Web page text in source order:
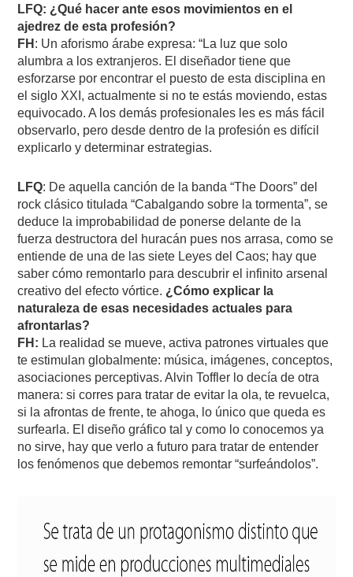
LFQ: ¿Qué hacer ante esos movimientos en el
ajedrez de esta profesión?
FH : Un aforismo árabe expresa: “La luz que solo
alumbra a los extranjeros. El diseñador tiene que
esforzarse por encontrar el puesto de esta disciplina en
el siglo XXI, actualmente si no te estás moviendo, estas
equivocado. A los demás profesionales les es más fácil
observarlo, pero desde dentro de la profesión es difícil
explicarlo y determinar estrategias.
LFQ: De aquella canción de la banda “The Doors” del
rock clásico titulada “Cabalgando sobre la tormenta”, se
deduce la improbabilidad de ponerse delante de la
fuerza destructora del huracán pues nos arrasa, como se
entiende de una de las siete Leyes del Caos; hay que
saber cómo remontarlo para descubrir el infinito arsenal
creativo del efecto vórtice. ¿Cómo explicar la
naturaleza de esas necesidades actuales para
afrontarlas?
FH: La realidad se mueve, activa patrones virtuales que
te estimulan globalmente: música, imágenes, conceptos,
asociaciones perceptivas. Alvin Toffler lo decía de otra
manera: si corres para tratar de evitar la ola, te revuelca,
si la afrontas de frente, te ahoga, lo único que queda es
surfearla. El diseño gráfico tal y como lo conocemos ya
no sirve, hay que verlo a futuro para tratar de entender
los fenómenos que debemos remontar “surfeándolos”.